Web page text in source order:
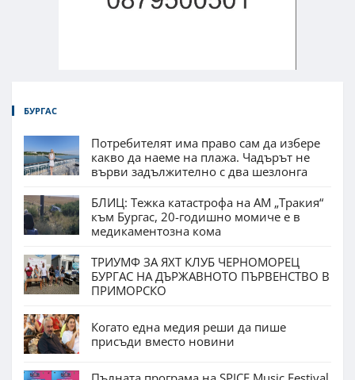
БУРГАС
Потребителят има право сам да избере
какво да наеме на плажа. Чадърът не
върви задължително с два шезлонга
БЛИЦ: Тежка катастрофа на АМ „Тракия“
към Бургас, 20-годишно момиче е в
медикаментозна кома
ТРИУМФ ЗА ЯХТ КЛУБ ЧЕРНОМОРЕЦ
БУРГАС НА ДЪРЖАВНОТО ПЪРВЕНСТВО В
ПРИМОРСКО
Когато една медия реши да пише
присъди вместо новини